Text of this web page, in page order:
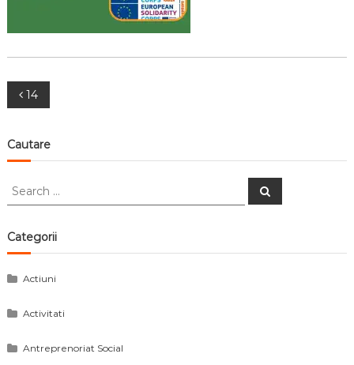
Navigare
în
articole
14
Cautare
Search
Search
Categorii
Actiuni
Activitati
Antreprenoriat Social